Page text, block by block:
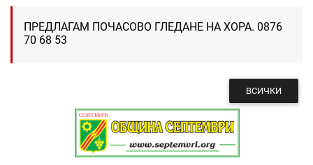
ПРЕДЛАГАМ ПОЧАСОВО ГЛЕДАНЕ НА ХОРА. 0876
70 68 53
ВСИЧКИ